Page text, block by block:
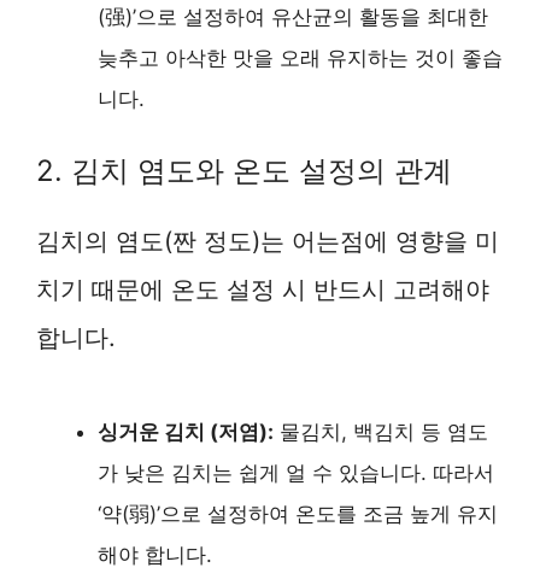
(强)’으로 설정하여 유산균의 활동을 최대한
늦추고 아삭한 맛을 오래 유지하는 것이 좋습
니다.
2. 김치 염도와 온도 설정의 관계
김치의 염도(짠 정도)는 어는점에 영향을 미
치기 때문에 온도 설정 시 반드시 고려해야
합니다.
싱거운 김치 (저염): 물김치, 백김치 등 염도
가 낮은 김치는 쉽게 얼 수 있습니다. 따라서
‘약(弱)’으로 설정하여 온도를 조금 높게 유지
해야 합니다.